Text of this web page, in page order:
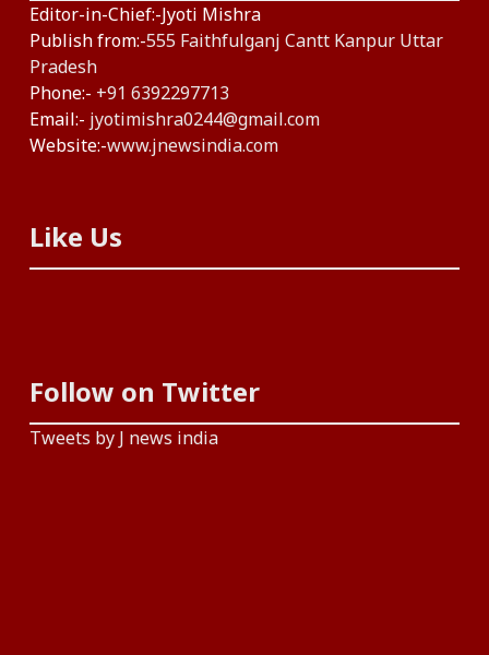
Editor-in-Chief:-Jyoti Mishra
Publish from:-555 Faithfulganj Cantt Kanpur Uttar
Pradesh
Phone:- +91 6392297713
Email:- jyotimishra0244@gmail.com
Website:-www.jnewsindia.com
Like Us
Follow on Twitter
Tweets by J news india